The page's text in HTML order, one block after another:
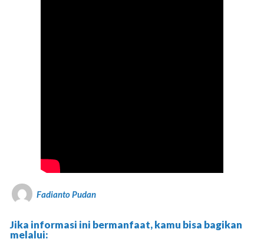
Fadianto Pudan
Jika informasi ini bermanfaat, kamu bisa bagikan
melalui: